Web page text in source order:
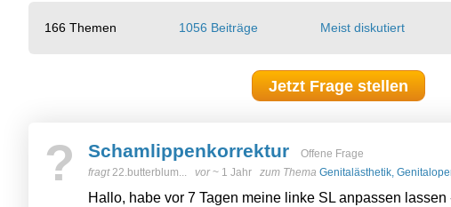
166 Themen 1056 Beiträge Meist diskutiert
Jetzt Frage stellen
? Schamlippenkorrektur
Offene Frage
fragt22.butterblum... vor~ 1 Jahr zum Thema Genitalästhetik,
Hallo, habe vor 7 Tagen meine linke SL anpassen